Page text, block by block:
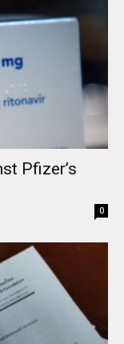
Pfizer’s
0